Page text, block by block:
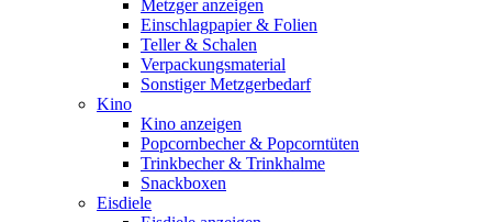
Metzger anzeigen
Einschlagpapier & Folien
Teller & Schalen
Verpackungsmaterial
Sonstiger Metzgerbedarf
Kino
Kino anzeigen
Popcornbecher & Popcorntüten
Trinkbecher & Trinkhalme
Snackboxen
Eisdiele